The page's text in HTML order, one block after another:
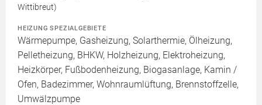
Wittibreut)
HEIZUNG SPEZIALGEBIETE
Wärmepumpe, Gasheizung, Solarthermie, Ölheizung,
Pelletheizung, BHKW, Holzheizung, Elektroheizung,
Heizkörper, Fußbodenheizung, Biogasanlage, Kamin /
Ofen, Badezimmer, Wohnraumlüftung, Brennstoffzelle,
Umwälzpumpe